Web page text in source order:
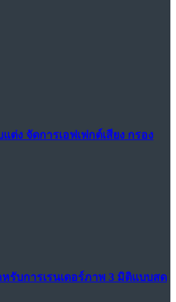
ต่ง จัดการเอฟเฟกต์เสียง กรอง
หรับการเรนเดอร์ภาพ 3 มิติแบบสด